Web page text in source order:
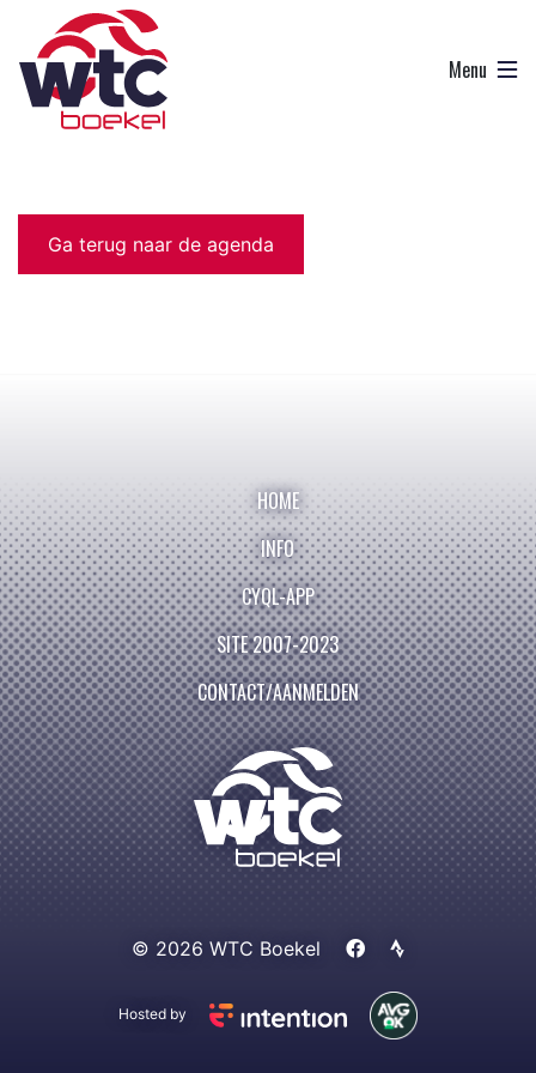
Ga terug naar de agenda
HOME
INFO
CYQL-APP
SITE 2007-2023
CONTACT/AANMELDEN
© 2026 WTC Boekel
Hosted by